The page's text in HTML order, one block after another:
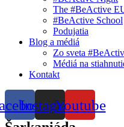
The #BeActive
#BeActive School
Podujatia
Blog a médiá
Zo sveta
Médiá na
Kontakt
InstagramYoutube